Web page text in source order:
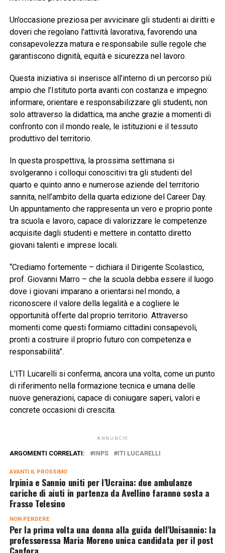
Un’occasione preziosa per avvicinare gli studenti ai diritti e
doveri che regolano l’attività lavorativa, favorendo una
consapevolezza matura e responsabile sulle regole che
garantiscono dignità, equità e sicurezza nel lavoro.
Questa iniziativa si inserisce all’interno di un percorso più
ampio che l’Istituto porta avanti con costanza e impegno:
informare, orientare e responsabilizzare gli studenti, non
solo attraverso la didattica, ma anche grazie a momenti di
confronto con il mondo reale, le istituzioni e il tessuto
produttivo del territorio.
In questa prospettiva, la prossima settimana si
svolgeranno i colloqui conoscitivi tra gli studenti del
quarto e quinto anno e numerose aziende del territorio
sannita, nell’ambito della quarta edizione del Career Day.
Un appuntamento che rappresenta un vero e proprio ponte
tra scuola e lavoro, capace di valorizzare le competenze
acquisite dagli studenti e mettere in contatto diretto
giovani talenti e imprese locali.
“Crediamo fortemente – dichiara il Dirigente Scolastico,
prof. Giovanni Marro – che la scuola debba essere il luogo
dove i giovani imparano a orientarsi nel mondo, a
riconoscere il valore della legalità e a cogliere le
opportunità offerte dal proprio territorio. Attraverso
momenti come questi formiamo cittadini consapevoli,
pronti a costruire il proprio futuro con competenza e
responsabilità”.
L’ITI Lucarelli si conferma, ancora una volta, come un punto
di riferimento nella formazione tecnica e umana delle
nuove generazioni, capace di coniugare saperi, valori e
concrete occasioni di crescita.
ANNUNCIO
ARGOMENTI CORRELATI: INPS ITI LUCARELLI
AVANTI IL ​​PROSSIMO
Irpinia e Sannio uniti per l’Ucraina: due ambulanze
cariche di aiuti in partenza da Avellino faranno sosta a
Frasso Telesino
NON PERDERE
Per la prima volta una donna alla guida dell’Unisannio: la
professoressa Maria Moreno unica candidata per il post